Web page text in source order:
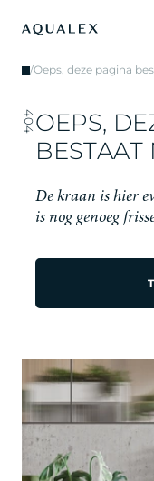
/Oeps, deze pagina
404OEPS, DE
BESTAAT
De kraan is hier e
is nog genoeg friss